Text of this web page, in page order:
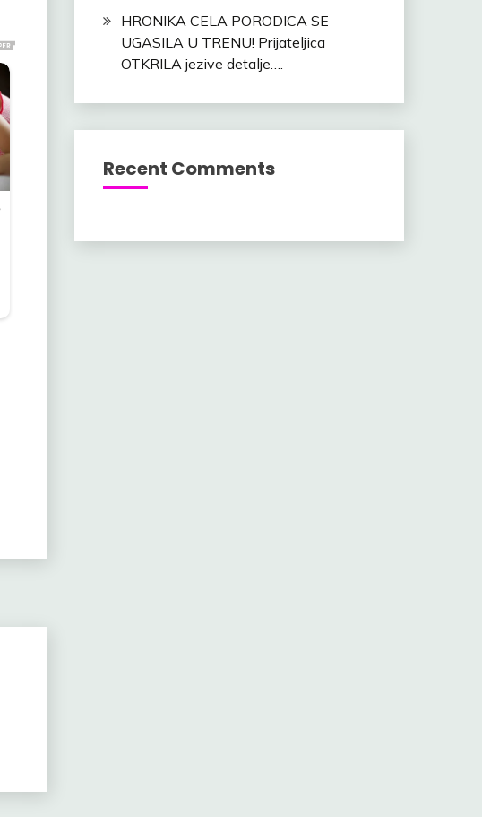
HRONIKA CELA PORODICA SE
UGASILA U TRENU! Prijateljica
OTKRILA jezive detalje….
Recent Comments